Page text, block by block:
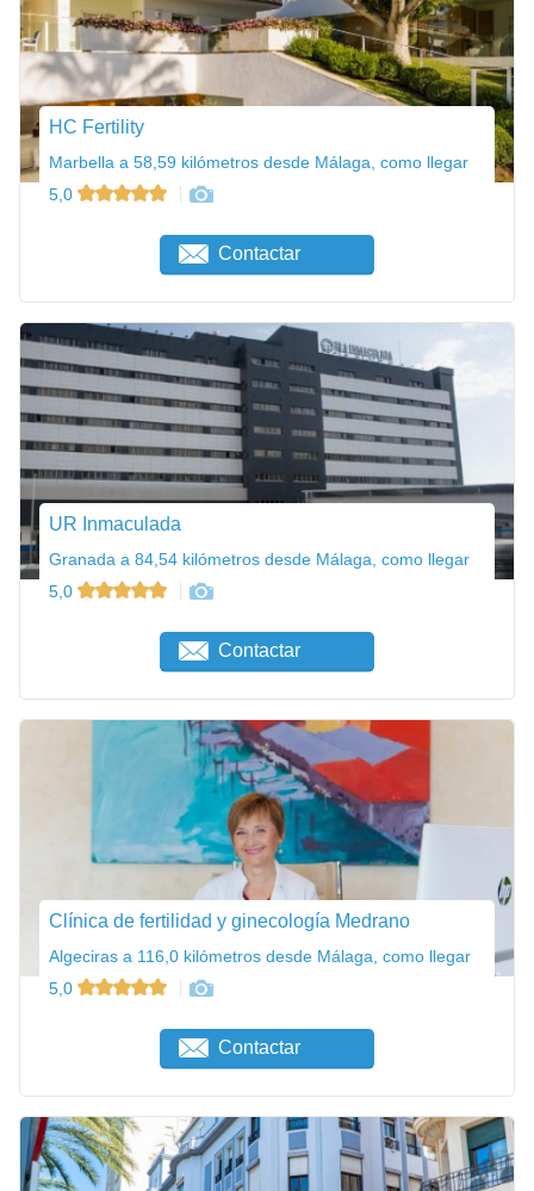
HC Fertility
Marbella a 58,59 kilómetros desde Málaga, como llegar
5,0
Contactar
UR Inmaculada
Granada a 84,54 kilómetros desde Málaga, como llegar
5,0
Contactar
Clínica de fertilidad y ginecología Medrano
Algeciras a 116,0 kilómetros desde Málaga, como llegar
5,0
Contactar